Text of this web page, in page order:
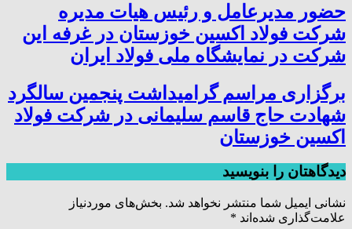
حضور مدیرعامل و رئیس هیات مدیره
شرکت فولاد اکسین خوزستان در غرفه این
شرکت در نمایشگاه ملی فولاد ایران
برگزاری مراسم گرامیداشت پنجمین سالگرد
شهادت حاج قاسم سلیمانی در شرکت فولاد
اکسین خوزستان
دیدگاهتان را بنویسید
نشانی ایمیل شما منتشر نخواهد شد. بخش‌های موردنیاز
علامت‌گذاری شده‌اند *